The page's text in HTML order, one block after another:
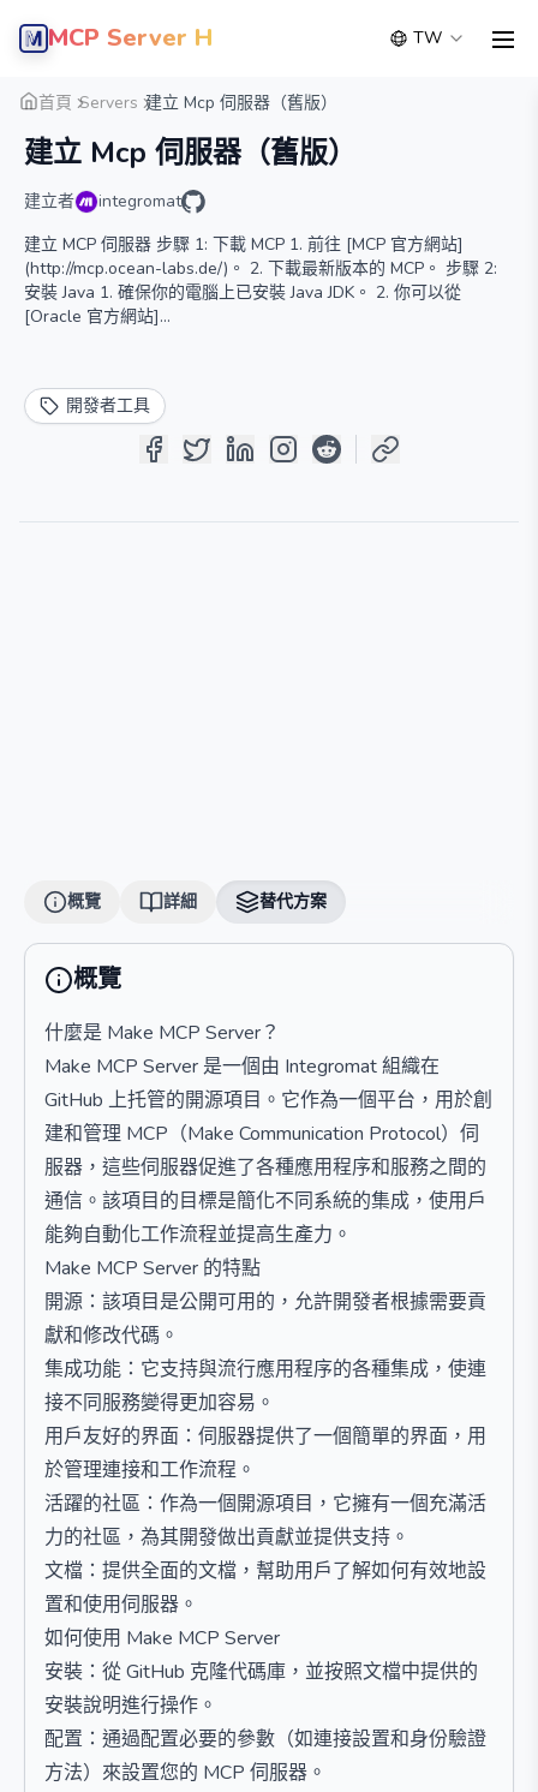
MCP Server Hub TW
首頁 Servers 建立 Mcp 伺服器（舊版）
建立 Mcp 伺服器（舊版）
建立者
integromat
建立 MCP 伺服器 步驟 1: 下載 MCP 1. 前往 [MCP 官方網站]
(http://mcp.ocean-labs.de/)。 2. 下載最新版本的 MCP。 步驟 2:
安裝 Java 1. 確保你的電腦上已安裝 Java JDK。 2. 你可以從
[Oracle 官方網站]
1. 將下載的 MCP 壓縮檔解壓到你想要的資料夾中。 步驟 4: 配置
MCP 1. 打開解壓後的 MCP 資料夾。 2. 編輯 `mcp.cfg` 檔案，根據
你的需求進行配置。 步驟 5: 啟動 MCP 1. 在 MCP 資料夾中，找到
`start.bat`（Windows）或 `start.sh`（Linux/Mac）。 2. 雙擊或
開發者工具
概覽 詳細 替代方案
概覽 詳細 替代方案
概覽
什麼是 Make MCP Server？
Make MCP Server 是一個由 Integromat 組織在
GitHub 上托管的開源項目。它作為一個平台，用於創
建和管理 MCP（Make Communication Protocol）伺
服器，這些伺服器促進了各種應用程序和服務之間的
通信。該項目的目標是簡化不同系統的集成，使用戶
能夠自動化工作流程並提高生產力。
Make MCP Server 的特點
開源：該項目是公開可用的，允許開發者根據需要貢
獻和修改代碼。
集成功能：它支持與流行應用程序的各種集成，使連
接不同服務變得更加容易。
用戶友好的界面：伺服器提供了一個簡單的界面，用
於管理連接和工作流程。
活躍的社區：作為一個開源項目，它擁有一個充滿活
力的社區，為其開發做出貢獻並提供支持。
文檔：提供全面的文檔，幫助用戶了解如何有效地設
置和使用伺服器。
如何使用 Make MCP Server
安裝：從 GitHub 克隆代碼庫，並按照文檔中提供的
安裝說明進行操作。
配置：通過配置必要的參數（如連接設置和身份驗證
方法）來設置您的 MCP 伺服器。